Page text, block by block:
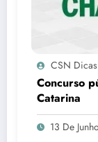
CSN Dicas
Concurso
Catarina
13 De